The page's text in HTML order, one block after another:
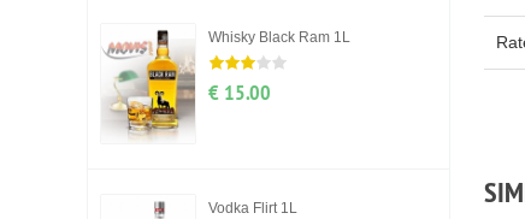
Whisky Black Ram 1L
€ 15.00
Vodka Flirt 1L